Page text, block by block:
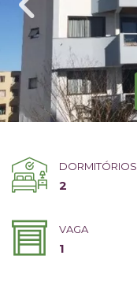
DORMITÓRIOS
2
VAGA
1